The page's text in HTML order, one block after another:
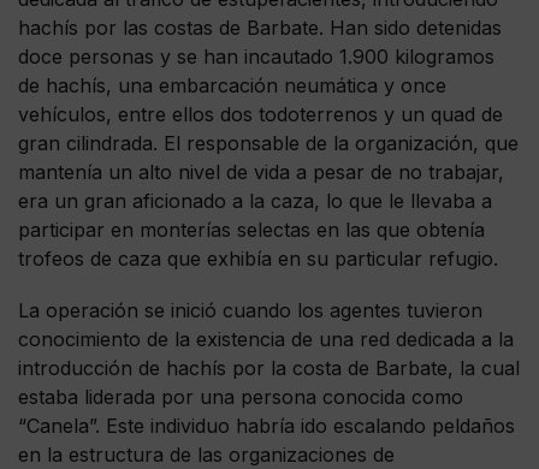
hachís por las costas de Barbate. Han sido detenidas
doce personas y se han incautado 1.900 kilogramos
de hachís, una embarcación neumática y once
vehículos, entre ellos dos todoterrenos y un quad de
gran cilindrada. El responsable de la organización, que
mantenía un alto nivel de vida a pesar de no trabajar,
era un gran aficionado a la caza, lo que le llevaba a
participar en monterías selectas en las que obtenía
trofeos de caza que exhibía en su particular refugio.
La operación se inició cuando los agentes tuvieron
conocimiento de la existencia de una red dedicada a la
introducción de hachís por la costa de Barbate, la cual
estaba liderada por una persona conocida como
“Canela”. Este individuo habría ido escalando peldaños
en la estructura de las organizaciones de